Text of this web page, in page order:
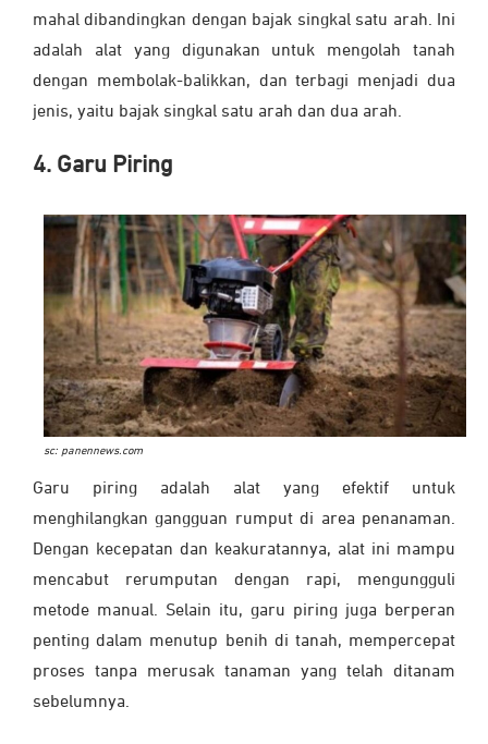
mahal dibandingkan dengan bajak singkal satu arah. Ini
adalah alat yang digunakan untuk mengolah tanah
dengan membolak-balikkan, dan terbagi menjadi dua
jenis, yaitu bajak singkal satu arah dan dua arah.
4. Garu Piring
sc: panennews.com
Garu piring adalah alat yang efektif untuk
menghilangkan gangguan rumput di area penanaman.
Dengan kecepatan dan keakuratannya, alat ini mampu
mencabut rerumputan dengan rapi, mengungguli
metode manual. Selain itu, garu piring juga berperan
penting dalam menutup benih di tanah, mempercepat
proses tanpa merusak tanaman yang telah ditanam
sebelumnya.